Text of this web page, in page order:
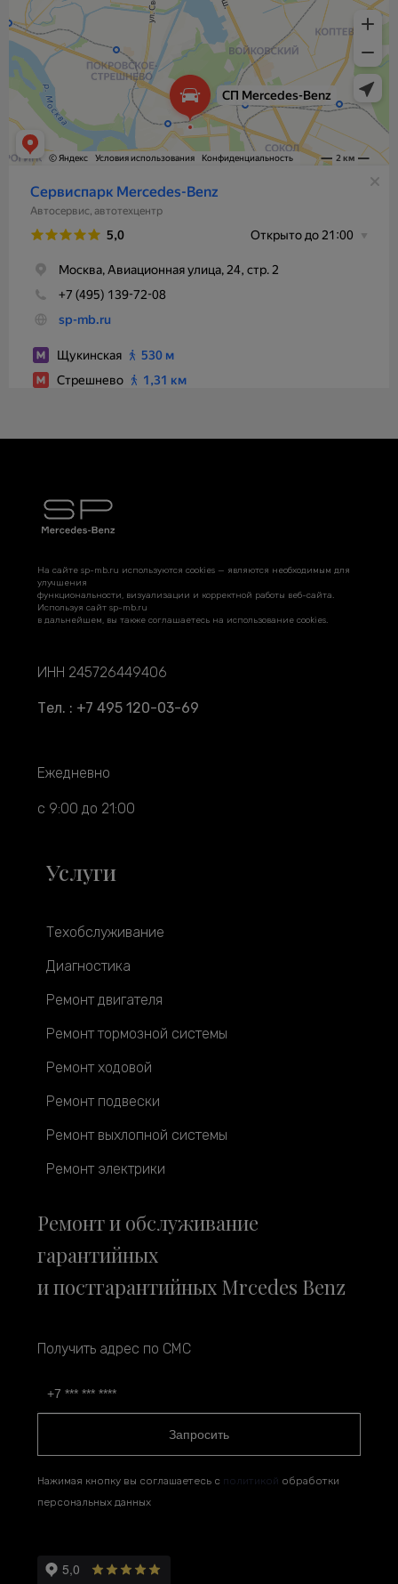
На сайте sp-mb.ru используются cookies — являются необходимым для
улучшения
функциональности, визуализации и корректной работы веб-сайта.
Используя сайт sp-mb.ru
в дальнейшем, вы также соглашаетесь на использование cookies.
ИНН 245726449406
Тел. : +7 495 120-03-69
Ежедневно
с 9:00 до 21:00
Услуги
Техобслуживание
Диагностика
Ремонт двигателя
Ремонт тормозной системы
Ремонт ходовой
Ремонт подвески
Ремонт выхлопной системы
Ремонт электрики
Ремонт и обслуживание
гарантийных
и постгарантийных Mrcedes Benz
Получить адрес по СМС
Запросить
Нажимая кнопку вы соглашаетесь с политикой обработки
персональных данных